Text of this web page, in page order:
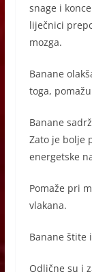
snage i
liječnici
mozga.
Banane
toga,
Banane
Zato je bolje
energetske
Pomaže pri
vlakana.
Banane štite
Odlične su i